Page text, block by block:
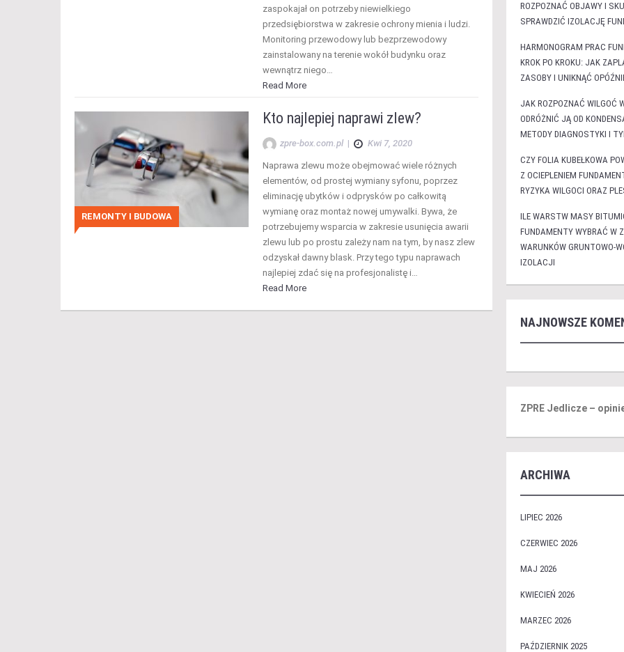
zaspokajał on potrzeby niewielkiego
przedsiębiorstwa w zakresie ochrony mienia i ludzi.
Monitoring przewodowy lub bezprzewodowy
zainstalowany na terenie wokół budynku oraz
wewnątrz niego…
Read More
REMONTY I BUDOWA
Kto najlepiej naprawi zlew?
zpre-box.com.pl | Kwi 7, 2020
Naprawa zlewu może obejmować wiele różnych
elementów, od prostej wymiany syfonu, poprzez
eliminację ubytków i odprysków po całkowitą
wymianę oraz montaż nowej umywalki. Bywa, że
potrzebujemy wsparcia w zakresie usunięcia awarii
zlewu lub po prostu zależy nam na tym, by nasz zlew
odzyskał dawny blask. Przy tego typu naprawach
najlepiej zdać się na profesjonalistę i…
Read More
ROZPOZNAĆ OBJAWY I
SPRAWDZIĆ IZOLACJĘ
HARMONOGRAM PRAC
KROK PO KROKU: JAK
ZASOBY I UNIKNĄĆ
JAK ROZPOZNAĆ WILGOĆ
ODRÓŻNIĆ JĄ OD
METODY DIAGNOSTYKI I
CZY FOLIA KUBEŁKOWA
Z OCIEPLENIEM
RYZYKA WILGOCI ORAZ
ILE WARSTW MASY
FUNDAMENTY WYBRAĆ W
WARUNKÓW GRUNTOWO-
IZOLACJI
NAJNOWSZE
ZPRE Jedlicze –
ARCHIWA
LIPIEC 2026
CZERWIEC 2026
MAJ 2026
KWIECIEŃ 2026
MARZEC 2026
PAŹDZIERNIK 2025